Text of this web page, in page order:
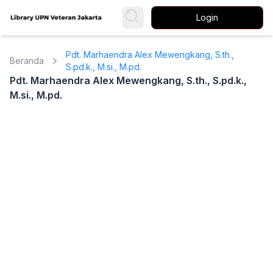
Login
Beranda
Pdt. Marhaendra Alex Mewengkang, S.th.,
S.pd.k., M.si., M.pd.
Pdt. Marhaendra Alex Mewengkang, S.th., S.pd.k.,
M.si., M.pd.